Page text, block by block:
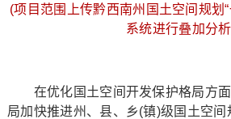
(项目范围上传黔西南州国土空间规划
系统进行叠加分
在优化国土空间开发保护格局方面
局加快推进州、县、乡(镇)级国土空